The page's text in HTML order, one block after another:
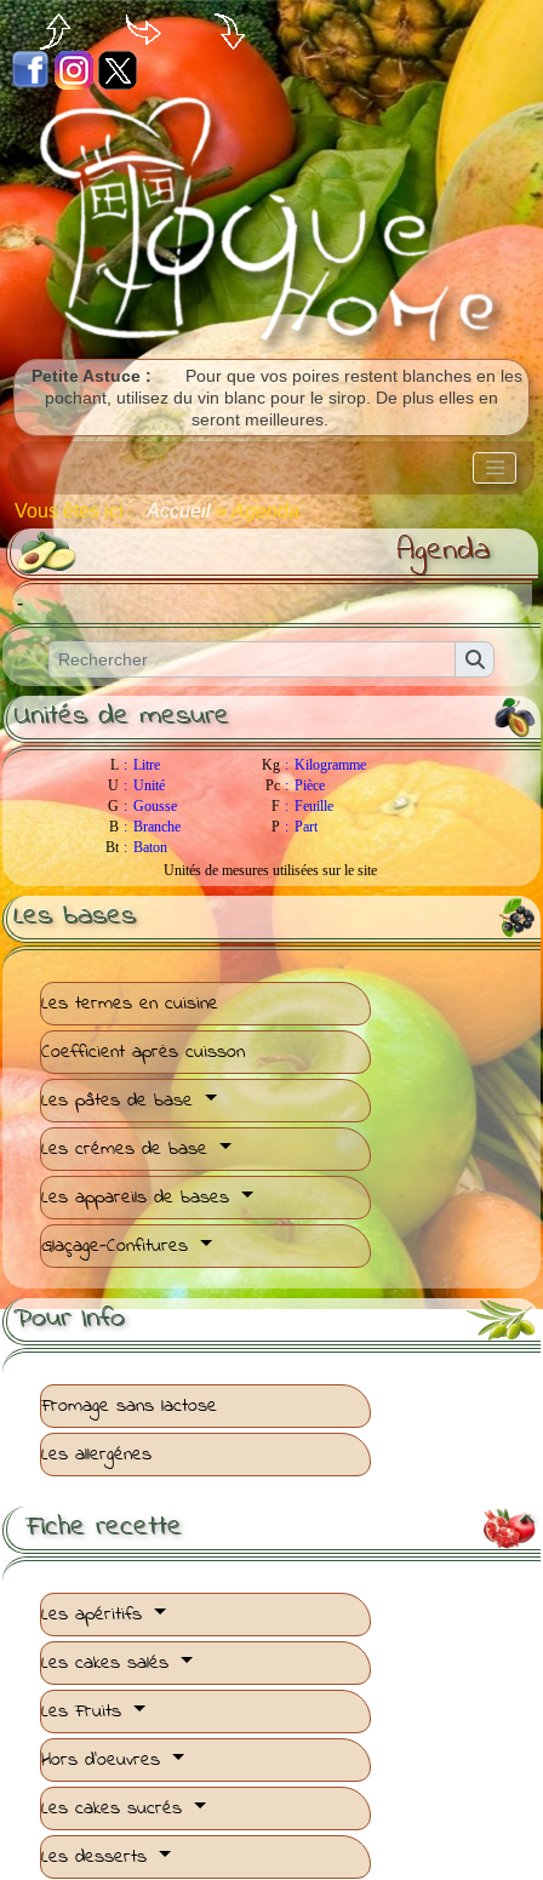
Petite Astuce :
Pour que vos poires restent blanches en les
pochant, utilisez du vin blanc pour le sirop. De plus elles en
seront meilleures.
Vous êtes ici :Accueil»Agenda
Unités de mesure
L : Litre Kg : Kilogramme
U : Unité Pc : Pièce
G : Gousse F : Feuille
B : Branche P : Part
Bt : Baton
Unités de mesures utilisées sur le site
Les bases
Les termes en cuisine
Coefficient après cuisson
Les pâtes de base
Les crémes de base
Les appareils de bases
Glaçage-Confitures
Pour Info
Fromage sans lactose
Les allergénes

Fiche recette
Les apéritifs
Les cakes salés
Les Fruits
Hors d'oeuvres
Les cakes sucrés
Les desserts
Agenda
-
Panneau de gestion des cookies